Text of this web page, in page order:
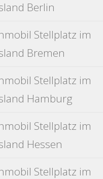
Berlin
Stellplatz im
Bremen
Stellplatz im
Hamburg
Stellplatz im
Hessen
Stellplatz im